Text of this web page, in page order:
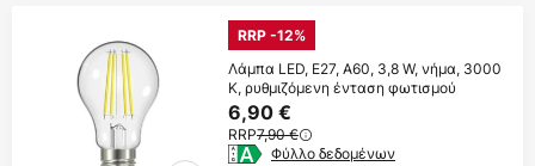
RRP -12%
Λάμπα LED, E27, A60, 3,8 W, νήμα, 3000
K, ρυθμιζόμενη ένταση φωτισμού
6,90 €
RRP7,90 €
Φύλλο δεδομένων